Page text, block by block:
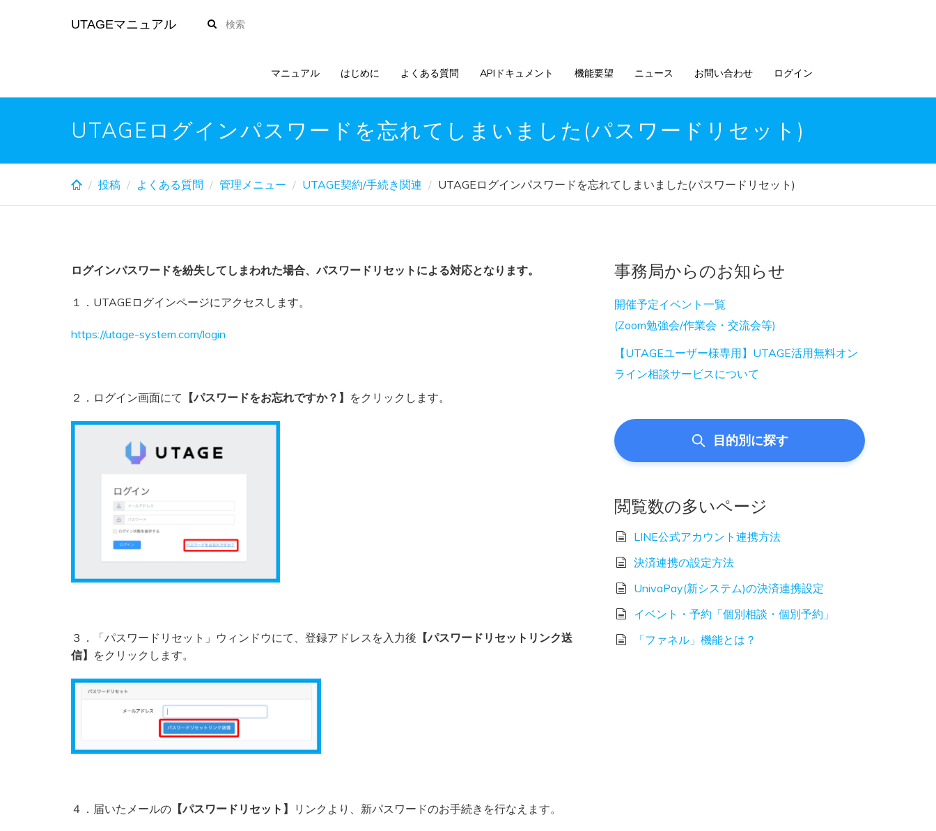
UTAGEマニュアル
マニュアル はじめに よくある質問 APIドキュメント 機能要望 ニュース お問い合わせ ログイン
UTAGEログインパスワードを忘れてしまいました(パスワードリセット)
投稿 よくある質問 管理メニュー UTAGE契約/手続き関連 UTAGEログインパスワードを忘れてしまいました(パスワードリセット)
ログインパスワードを紛失してしまわれた場合、パスワードリセットによる対応となります。
１．UTAGEログインページにアクセスします。
https://utage-system.com/login
２．ログイン画面にて 【パスワードをお忘れですか？】 をクリックします。
３．「パスワードリセット」ウィンドウにて、登録アドレスを入力後 【パスワードリセットリンク送
信】 をクリックします。
４．届いたメールの 【パスワードリセット】 リンクより、新パスワードのお手続きを行なえます。
事務局からのお知らせ
開催予定イベント一覧
(Zoom勉強会/作業会・交流会等)
【UTAGEユーザー様専用】UTAGE活用無料オン
ライン相談サービスについて
目的別に探す
閲覧数の多いページ
LINE公式アカウント連携方法
決済連携の設定方法
UnivaPay(新システム)の決済連携設定
イベント・予約「個別相談・個別予約」
「ファネル」機能とは？